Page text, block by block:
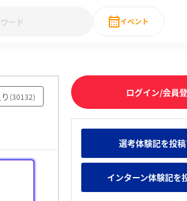
みんなの新卒就職人気企業ランキング みんなの
28卒 IT・DX現場社員インタビュー
イベント
直近のイ
(30132) ログイン/会員
選考体験記を投
インターン体験記を